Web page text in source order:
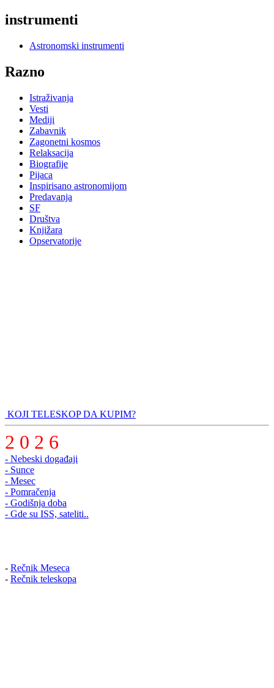
instrumenti
Astronomski instrumenti
Razno
Istraživanja
Vesti
Mediji
Zabavnik
Zagonetni kosmos
Relaksacija
Biografije
Pijaca
Inspirisano astronomijom
Predavanja
SF
Društva
Knjižara
Opservatorije
KOJI TELESKOP DA KUPIM?
2 0 2 6
- Nebeski događaji
- Sunce
- Mesec
- Pomračenja
- Godišnja doba
- Gde su ISS, sateliti..
- Rečnik Meseca
- Rečnik teleskopa